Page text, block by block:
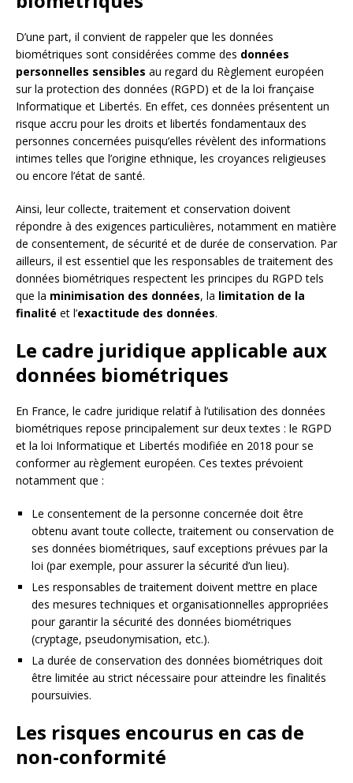
D’une part, il convient de rappeler que les données
biométriques sont considérées comme des données
personnelles sensibles au regard du Règlement européen
sur la protection des données (RGPD) et de la loi française
Informatique et Libertés. En effet, ces données présentent un
risque accru pour les droits et libertés fondamentaux des
personnes concernées puisqu’elles révèlent des informations
intimes telles que l’origine ethnique, les croyances religieuses
ou encore l’état de santé.
Ainsi, leur collecte, traitement et conservation doivent
répondre à des exigences particulières, notamment en matière
de consentement, de sécurité et de durée de conservation. Par
ailleurs, il est essentiel que les responsables de traitement des
données biométriques respectent les principes du RGPD tels
que la minimisation des données, la limitation de la
finalité et l’exactitude des données.
Le cadre juridique applicable aux
données biométriques
En France, le cadre juridique relatif à l’utilisation des données
biométriques repose principalement sur deux textes : le RGPD
et la loi Informatique et Libertés modifiée en 2018 pour se
conformer au règlement européen. Ces textes prévoient
notamment que :
Le consentement de la personne concernée doit être
obtenu avant toute collecte, traitement ou conservation de
ses données biométriques, sauf exceptions prévues par la
loi (par exemple, pour assurer la sécurité d’un lieu).
Les responsables de traitement doivent mettre en place
des mesures techniques et organisationnelles appropriées
pour garantir la sécurité des données biométriques
(cryptage, pseudonymisation, etc.).
La durée de conservation des données biométriques doit
être limitée au strict nécessaire pour atteindre les finalités
poursuivies.
Les risques encourus en cas de
non-conformité